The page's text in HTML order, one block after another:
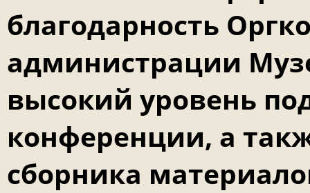
благодарность
администрации
высокий уровень
конференции, а
сборника